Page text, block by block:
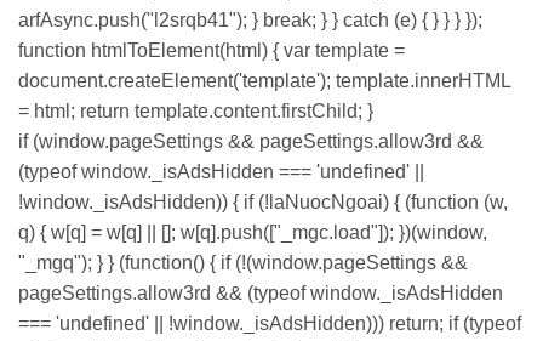
arfAsync.push("l2srqb41"); } break; } } catch (e) { } } } });
function htmlToElement(html) { var template =
document.createElement('template'); template.innerHTML
= html; return template.content.firstChild; }
if (window.pageSettings && pageSettings.allow3rd &&
(typeof window._isAdsHidden === 'undefined' ||
!window._isAdsHidden)) { if (!laNuocNgoai) { (function (w,
q) { w[q] = w[q] || []; w[q].push(["_mgc.load"]); })(window,
"_mgq"); } } (function() { if (!(window.pageSettings &&
pageSettings.allow3rd && (typeof window._isAdsHidden
=== 'undefined' || !window._isAdsHidden))) return; if (typeof